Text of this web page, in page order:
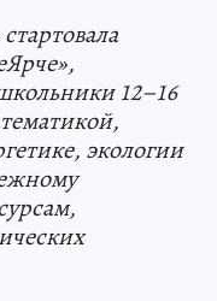
12–16
экологии